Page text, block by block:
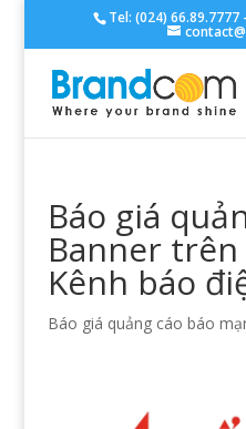
Tel: (024)
Báo giá
Banner
Kênh báo
Báo giá quảng cáo báo